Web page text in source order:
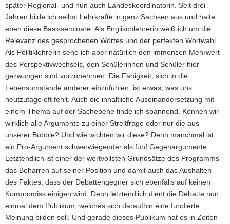
später Regional- und nun auch Landeskoordinatorin. Seit drei
Jahren bilde ich selbst Lehrkräfte in ganz Sachsen aus und halte
eben diese Basisseminare. Als Englischlehrerin weiß ich um die
Relevanz des gesprochenen Wortes und der perfekten Wortwahl.
Als Politiklehrerin sehe ich aber natürlich den immensen Mehrwert
des Perspektivwechsels, den Schülerinnen und Schüler hier
gezwungen sind vorzunehmen. Die Fähigkeit, sich in die
Lebensumstände anderer einzufühlen, ist etwas, was uns
heutzutage oft fehlt. Auch die inhaltliche Auseinandersetzung mit
einem Thema auf der Sachebene finde ich spannend. Kennen wir
wirklich alle Argumente zu einer Streitfrage oder nur die aus
unserer Bubble? Und wie wichten wir diese? Denn manchmal ist
ein Pro-Argument schwerwiegender als fünf Gegenargumente.
Letztendlich ist einer der wertvollsten Grundsätze des Programms
das Beharren auf seiner Position und damit auch das Aushalten
des Faktes, dass der Debattengegner sich ebenfalls auf keinen
Kompromiss einigen wird. Denn letztendlich dient die Debatte nun
einmal dem Publikum, welches sich daraufhin eine fundierte
Meinung bilden soll. Und gerade dieses Publikum hat es in Zeiten